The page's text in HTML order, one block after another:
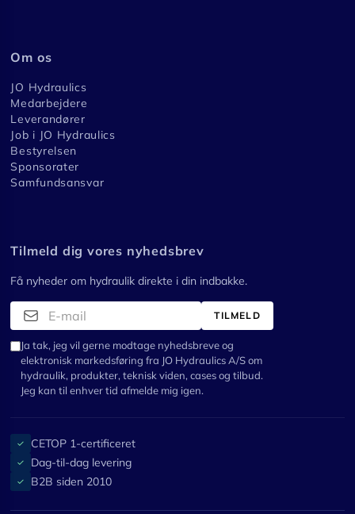
Om os
JO Hydraulics
Medarbejdere
Leverandører
Job i JO Hydraulics
Bestyrelsen
Sponsorater
Samfundsansvar
Tilmeld dig vores nyhedsbrev
Få nyheder om hydraulik direkte i din indbakke.
TILMELD
Ja tak, jeg vil gerne modtage nyhedsbreve og
elektronisk markedsføring fra JO Hydraulics A/S om
hydraulik, produkter, teknisk viden, cases og tilbud.
Jeg kan til enhver tid afmelde mig igen.
✓ CETOP 1-certificeret
✓ Dag-til-dag levering
✓ B2B siden 2010